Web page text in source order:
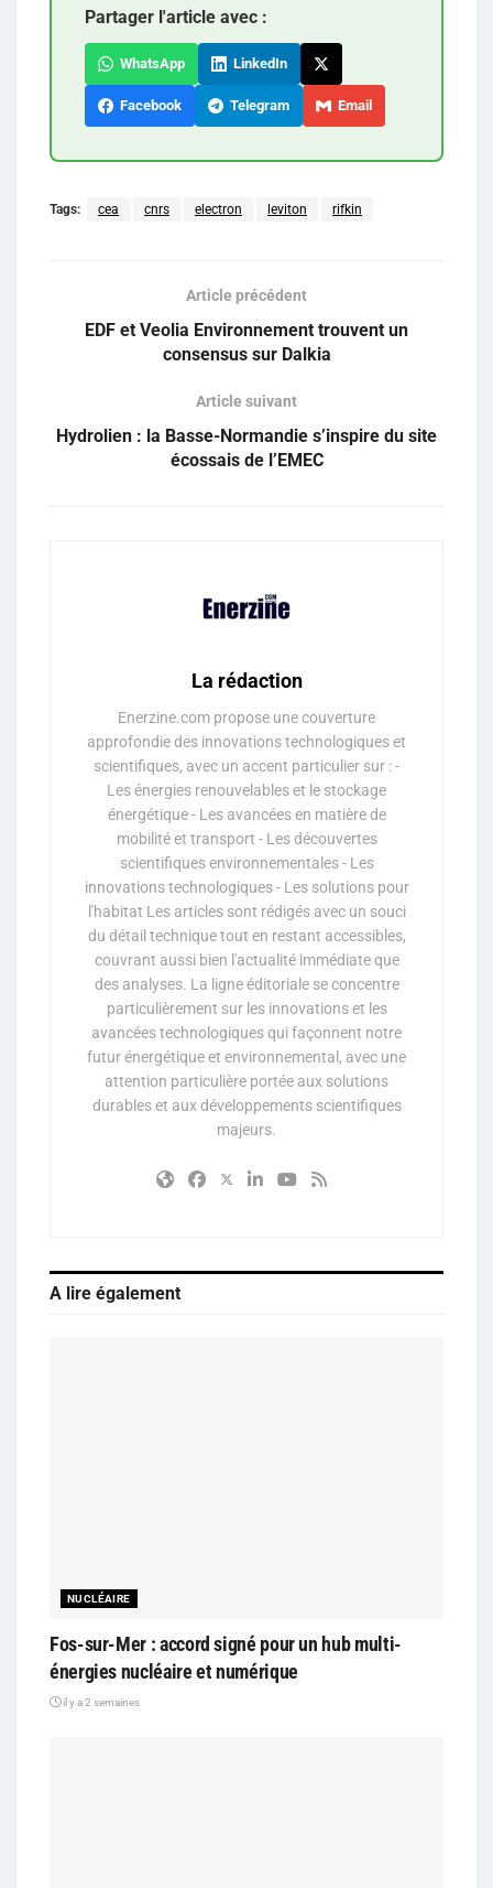
Partager l'article avec :
WhatsApp LinkedIn
Facebook Telegram Email
Tags: cea cnrs electron leviton rifkin
Article précédent
EDF et Veolia Environnement trouvent un
consensus sur Dalkia
Article suivant
Hydrolien : la Basse-Normandie s’inspire du site
écossais de l’EMEC
La rédaction
Enerzine.com propose une couverture
approfondie des innovations technologiques et
scientifiques, avec un accent particulier sur : -
Les énergies renouvelables et le stockage
énergétique - Les avancées en matière de
mobilité et transport - Les découvertes
scientifiques environnementales - Les
innovations technologiques - Les solutions pour
l'habitat Les articles sont rédigés avec un souci
du détail technique tout en restant accessibles,
couvrant aussi bien l'actualité immédiate que
des analyses. La ligne éditoriale se concentre
particulièrement sur les innovations et les
avancées technologiques qui façonnent notre
futur énergétique et environnemental, avec une
attention particulière portée aux solutions
durables et aux développements scientifiques
majeurs.
A lire également
NUCLÉAIRE
Fos-sur-Mer : accord signé pour un hub multi-
énergies nucléaire et numérique
il y a 2 semaines